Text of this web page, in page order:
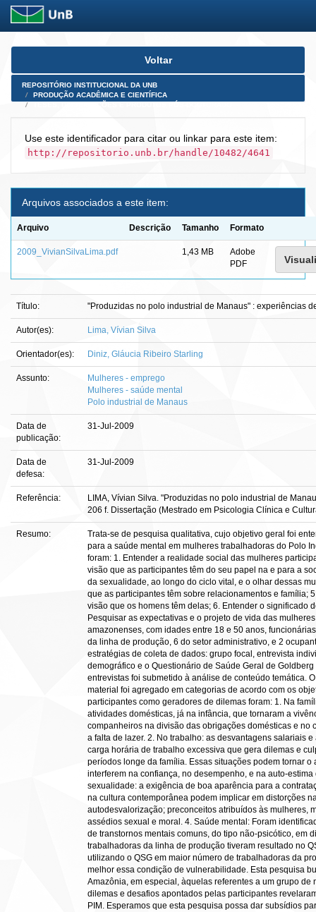
Skip
Voltar
REPOSITÓRIO INSTITUCIONAL DA UNB
PRODUÇÃO ACADÊMICA E CIENTÍFICA
Use este identificador para citar ou linkar para este item:
http://repositorio.unb.br/handle/10482/4641
Arquivos associados a este item:
Arquivo Descrição Tamanho Formato
2009_VivianSilvaLima.pdf 1,43 MB
Adobe
PDF
Título: "Produzidas no polo industrial de Manaus" : experiências
Autor(es): Lima, Vívian Silva
Orientador(es): Diniz, Gláucia Ribeiro Starling
Assunto:
Mulheres - emprego
Mulheres - saúde mental
Polo industrial de Manaus
Data de
publicação:
31-Jul-2009
Data de
defesa:
31-Jul-2009
Referência:
LIMA, Vívian Silva. "Produzidas no polo industrial de
206 f. Dissertação (Mestrado em Psicologia Clínica e
Resumo:
Trata-se de pesquisa qualitativa, cujo objetivo geral foi
para a saúde mental em mulheres trabalhadoras do Polo
foram: 1. Entender a realidade social das mulheres
visão que as participantes têm do seu papel na e para a
da sexualidade, ao longo do ciclo vital, e o olhar dessas
que as participantes têm sobre relacionamentos e família;
visão que os homens têm delas; 6. Entender o significado
Pesquisar as expectativas e o projeto de vida das
amazonenses, com idades entre 18 e 50 anos,
da linha de produção, 6 do setor administrativo, e 2
estratégias de coleta de dados: grupo focal, entrevista
demográfico e o Questionário de Saúde Geral de
entrevistas foi submetido à análise de conteúdo temática.
material foi agregado em categorias de acordo com os
participantes como geradores de dilemas foram: 1. Na
atividades domésticas, já na infância, que tornaram a
companheiros na divisão das obrigações domésticas e
a falta de lazer. 2. No trabalho: as desvantagens salariais
carga horária de trabalho excessiva que gera dilemas e
períodos longe da família. Essas situações podem tornar
interferem na confiança, no desempenho, e na auto-
sexualidade: a exigência de boa aparência para a
na cultura contemporânea podem implicar em distorções
autodesvalorização; preconceitos atribuídos às mulheres,
assédios sexual e moral. 4. Saúde mental: Foram
de transtornos mentais comuns, do tipo não-psicótico, em
trabalhadoras da linha de produção tiveram resultado no
utilizando o QSG em maior número de trabalhadoras da
melhor essa condição de vulnerabilidade. Esta pesquisa
Amazônia, em especial, àquelas referentes a um grupo
dilemas e desafios apontados pelas participantes
PIM. Esperamos que esta pesquisa possa dar subsídios